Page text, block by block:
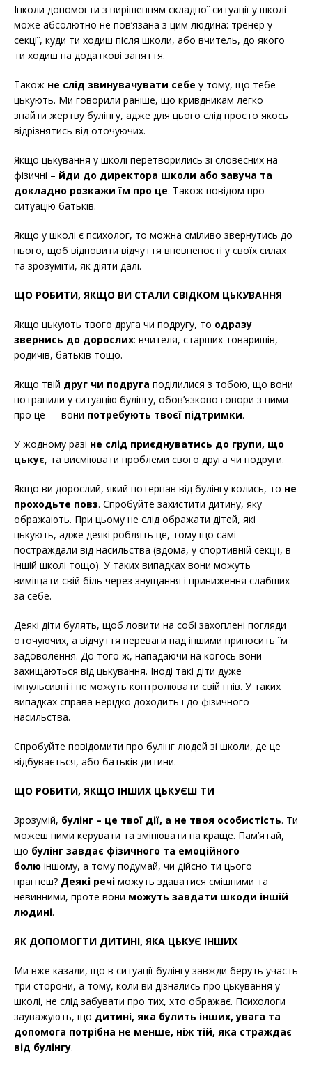
Інколи допомогти з вирішенням складної ситуації у школі
може абсолютно не пов’язана з цим людина: тренер у
секції, куди ти ходиш після школи, або вчитель, до якого
ти ходиш на додаткові заняття.
Також не слід звинувачувати себе у тому, що тебе
цькують. Ми говорили раніше, що кривдникам легко
знайти жертву булінгу, адже для цього слід просто якось
відрізнятись від оточуючих.
Якщо цькування у школі перетворились зі словесних на
фізичні – йди до директора школи або завуча та
докладно розкажи їм про це. Також повідом про
ситуацію батьків.
Якщо у школі є психолог, то можна сміливо звернутись до
нього, щоб відновити відчуття впевненості у своїх силах
та зрозуміти, як діяти далі.
ЩО РОБИТИ, ЯКЩО ВИ СТАЛИ СВІДКОМ ЦЬКУВАННЯ
Якщо цькують твого друга чи подругу, то одразу
звернись до дорослих: вчителя, старших товаришів,
родичів, батьків тощо.
Якщо твій друг чи подруга поділилися з тобою, що вони
потрапили у ситуацію булінгу, обов’язково говори з ними
про це — вони потребують твоєї підтримки.
У жодному разі не слід приєднуватись до групи, що
цькує, та висміювати проблеми свого друга чи подруги.
Якщо ви дорослий, який потерпав від булінгу колись, то не
проходьте повз. Спробуйте захистити дитину, яку
ображають. При цьому не слід ображати дітей, які
цькують, адже деякі роблять це, тому що самі
постраждали від насильства (вдома, у спортивній секції, в
іншій школі тощо). У таких випадках вони можуть
виміщати свій біль через знущання і приниження слабших
за себе.
Деякі діти булять, щоб ловити на собі захоплені погляди
оточуючих, а відчуття переваги над іншими приносить їм
задоволення. До того ж, нападаючи на когось вони
захищаються від цькування. Іноді такі діти дуже
імпульсивні і не можуть контролювати свій гнів. У таких
випадках справа нерідко доходить і до фізичного
насильства.
Спробуйте повідомити про булінг людей зі школи, де це
відбувається, або батьків дитини.
ЩО РОБИТИ, ЯКЩО ІНШИХ ЦЬКУЄШ ТИ
Зрозумій, булінг – це твої дії, а не твоя особистість. Ти
можеш ними керувати та змінювати на краще. Пам’ятай,
що булінг завдає фізичного та емоційного
болю іншому, а тому подумай, чи дійсно ти цього
прагнеш? Деякі речі можуть здаватися смішними та
невинними, проте вони можуть завдати шкоди іншій
людині.
ЯК ДОПОМОГТИ ДИТИНІ, ЯКА ЦЬКУЄ ІНШИХ
Ми вже казали, що в ситуації булінгу завжди беруть участь
три сторони, а тому, коли ви дізнались про цькування у
школі, не слід забувати про тих, хто ображає. Психологи
зауважують, що дитині, яка булить інших, увага та
допомога потрібна не менше, ніж тій, яка страждає
від булінгу.